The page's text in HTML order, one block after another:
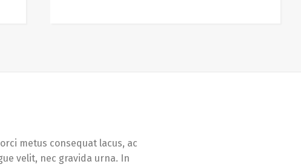
metus consequat lacus, ac
velit, nec gravida urna. In